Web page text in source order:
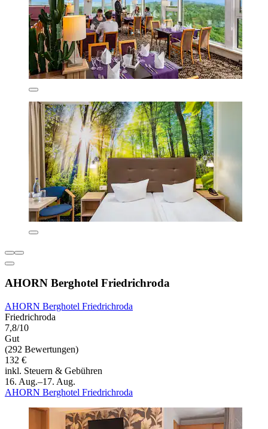
AHORN Berghotel Friedrichroda
AHORN Berghotel Friedrichroda
Friedrichroda
7,8/10
Gut
(292 Bewertungen)
132 €
inkl. Steuern & Gebühren
16. Aug.–17. Aug.
AHORN Berghotel Friedrichroda